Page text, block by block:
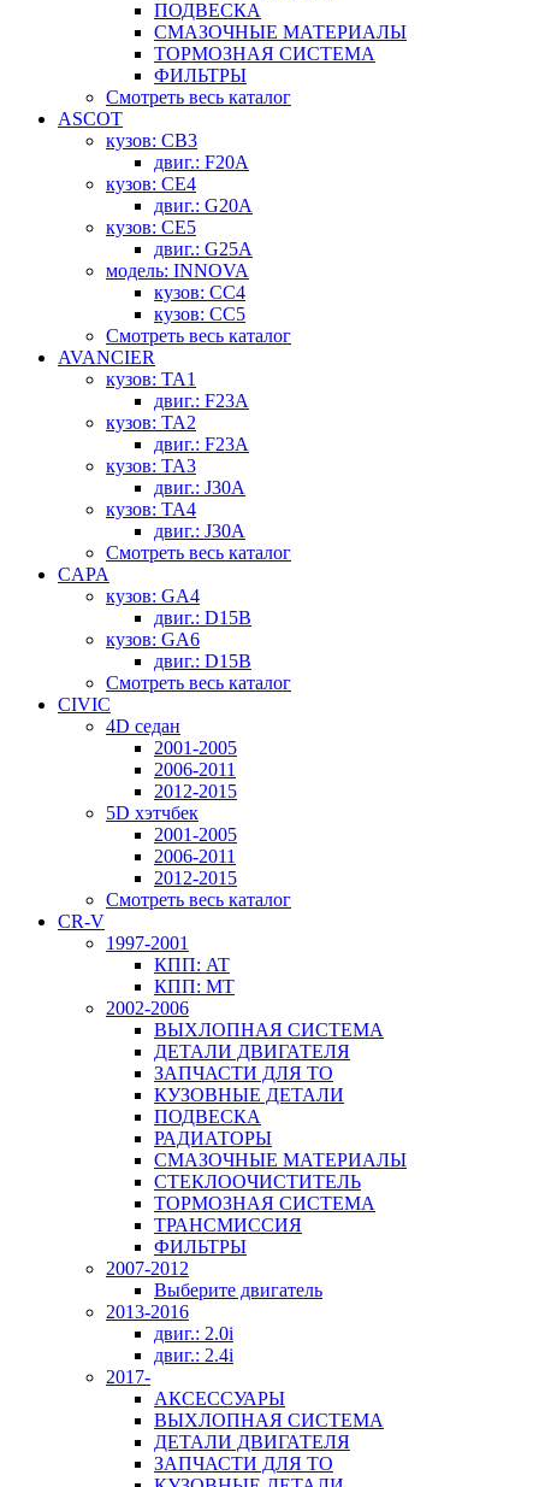
ПОДВЕСКА
СМАЗОЧНЫЕ МАТЕРИАЛЫ
ТОРМОЗНАЯ СИСТЕМА
ФИЛЬТРЫ
Смотреть весь каталог
ASCOT
кузов: CB3
двиг.: F20A
кузов: CE4
двиг.: G20A
кузов: CE5
двиг.: G25A
модель: INNOVA
кузов: CC4
кузов: CC5
Смотреть весь каталог
AVANCIER
кузов: TA1
двиг.: F23A
кузов: TA2
двиг.: F23A
кузов: TA3
двиг.: J30A
кузов: TA4
двиг.: J30A
Смотреть весь каталог
CAPA
кузов: GA4
двиг.: D15B
кузов: GA6
двиг.: D15B
Смотреть весь каталог
CIVIC
4D седан
2001-2005
2006-2011
2012-2015
5D хэтчбек
2001-2005
2006-2011
2012-2015
Смотреть весь каталог
CR-V
1997-2001
КПП: AT
КПП: MT
2002-2006
ВЫХЛОПНАЯ СИСТЕМА
ДЕТАЛИ ДВИГАТЕЛЯ
ЗАПЧАСТИ ДЛЯ ТО
КУЗОВНЫЕ ДЕТАЛИ
ПОДВЕСКА
РАДИАТОРЫ
СМАЗОЧНЫЕ МАТЕРИАЛЫ
СТЕКЛООЧИСТИТЕЛЬ
ТОРМОЗНАЯ СИСТЕМА
ТРАНСМИССИЯ
ФИЛЬТРЫ
2007-2012
Выберите двигатель
2013-2016
двиг.: 2.0i
двиг.: 2.4i
2017-
АКСЕССУАРЫ
ВЫХЛОПНАЯ СИСТЕМА
ДЕТАЛИ ДВИГАТЕЛЯ
ЗАПЧАСТИ ДЛЯ ТО